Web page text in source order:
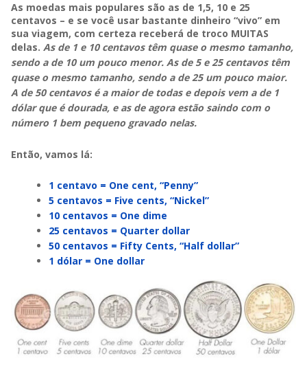
As moedas mais populares são as de 1,5, 10 e 25
centavos – e se você usar bastante dinheiro “vivo” em
sua viagem, com certeza receberá de troco MUITAS
delas. As de 1 e 10 centavos têm quase o mesmo tamanho,
sendo a de 10 um pouco menor. As de 5 e 25 centavos têm
quase o mesmo tamanho, sendo a de 25 um pouco maior.
A de 50 centavos é a maior de todas e depois vem a de 1
dólar que é dourada, e as de agora estão saindo com o
número 1 bem pequeno gravado nelas.
Então, vamos lá:
1 centavo = One cent, “Penny”
5 centavos = Five cents, “Nickel”
10 centavos = One dime
25 centavos = Quarter dollar
50 centavos = Fifty Cents, “Half dollar”
1 dólar = One dollar